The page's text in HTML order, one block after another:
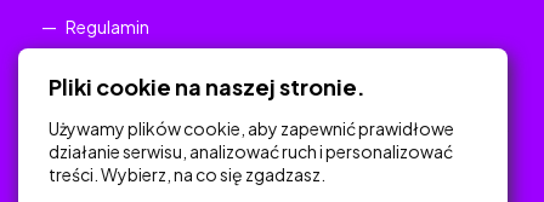
Regulamin
Na skróty
Pliki cookie na naszej stronie.
Używamy plików cookie, aby zapewnić prawidłowe
działanie serwisu, analizować ruch i personalizować
treści. Wybierz, na co się zgadzasz.